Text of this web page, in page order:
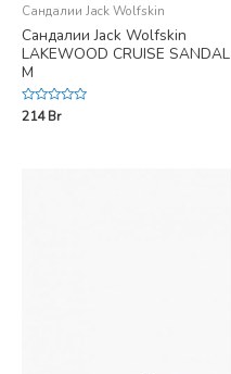
Сандалии Jack Wolfskin
Сандалии Jack Wolfskin
LAKEWOOD CRUISE SANDAL
M
Rated
0
214Br